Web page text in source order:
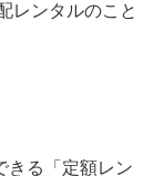
レンタルのこと
きる「定額レン